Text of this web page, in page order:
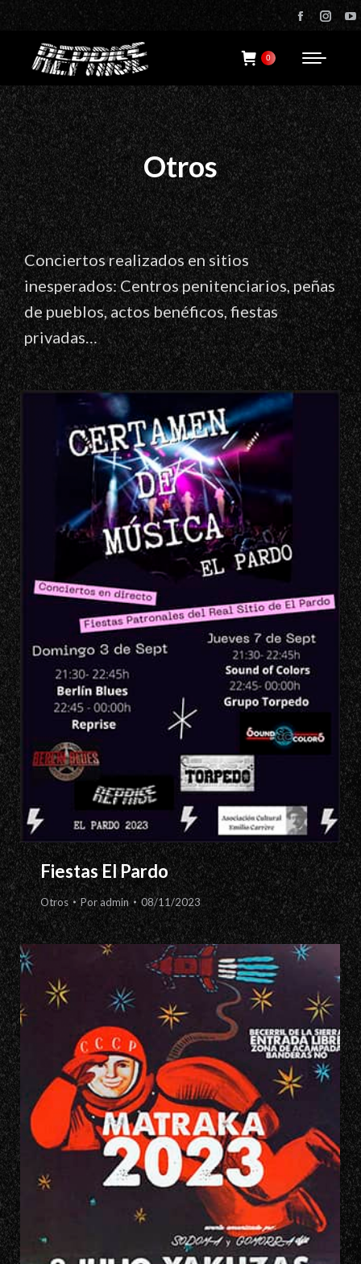
page
opens
newnew
0
Otros
Conciertos realizados en sitios
inesperados: Centros penitenciarios, peñas
de pueblos, actos benéficos, fiestas
privadas…
Fiestas El Pardo
Otros Poradmin 08/11/2023